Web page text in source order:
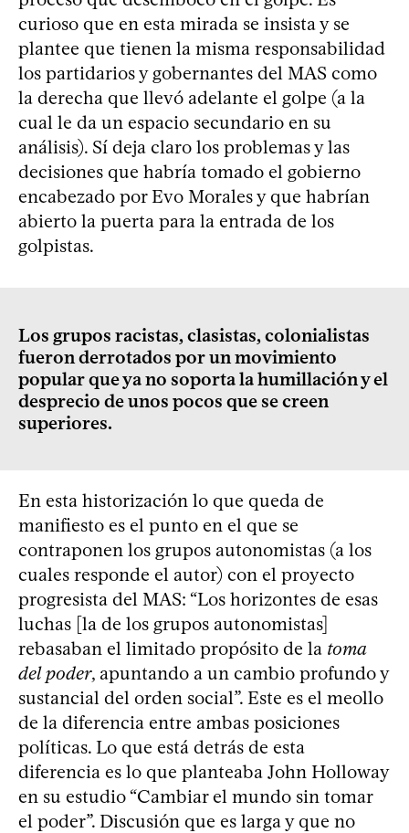
curioso que en esta mirada se insista y se
plantee que tienen la misma responsabilidad
los partidarios y gobernantes del MAS como
la derecha que llevó adelante el golpe (a la
cual le da un espacio secundario en su
análisis). Sí deja claro los problemas y las
decisiones que habría tomado el gobierno
encabezado por Evo Morales y que habrían
abierto la puerta para la entrada de los
golpistas.
Los grupos racistas, clasistas, colonialistas
fueron derrotados por un movimiento
popular que ya no soporta la humillación y el
desprecio de unos pocos que se creen
superiores.
En esta historización lo que queda de
manifiesto es el punto en el que se
contraponen los grupos autonomistas (a los
cuales responde el autor) con el proyecto
progresista del MAS: “Los horizontes de esas
luchas [la de los grupos autonomistas]
rebasaban el limitado propósito de la toma
del poder, apuntando a un cambio profundo y
sustancial del orden social”. Este es el meollo
de la diferencia entre ambas posiciones
políticas. Lo que está detrás de esta
diferencia es lo que planteaba John Holloway
en su estudio “Cambiar el mundo sin tomar
el poder”. Discusión que es larga y que no